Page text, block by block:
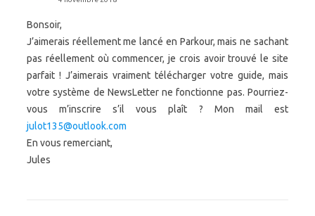
Bonsoir,
J’aimerais réellement me lancé en Parkour, mais ne sachant
pas réellement où commencer, je crois avoir trouvé le site
parfait ! J’aimerais vraiment télécharger votre guide, mais
votre système de NewsLetter ne fonctionne pas. Pourriez-
vous m’inscrire s’il vous plaît ? Mon mail est
julot135@outlook.com
En vous remerciant,
Jules